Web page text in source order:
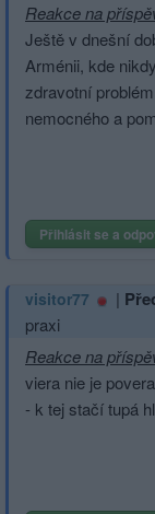
Reakce na
Ještě v dnešní
Arménii, kde
zdravotní
nemocného a
Přihlásit se a
visitor77 |
praxi
Reakce na
viera nie je
- k tej stačí tupá